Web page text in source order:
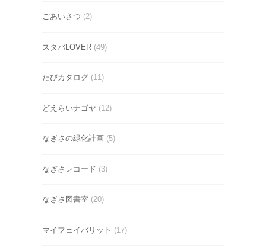
ごあいさつ (2)
スタバLOVER (49)
たびカタログ (11)
どえらいナゴヤ (12)
なぎさの緑化計画 (5)
なぎさレコード (3)
なぎさ図書室 (20)
マイフェイバリット (17)